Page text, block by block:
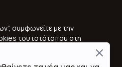
συμφωνείτε με την
του ιστότοπου στη
Close